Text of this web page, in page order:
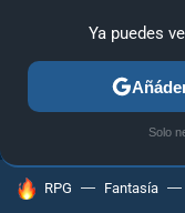
ANÁLISIS GUÍAS
HOY SE HABLA DE
RPG Fantasía
Ya puedes
Solo